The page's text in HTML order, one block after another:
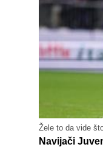
Žele to da vide
Navijači